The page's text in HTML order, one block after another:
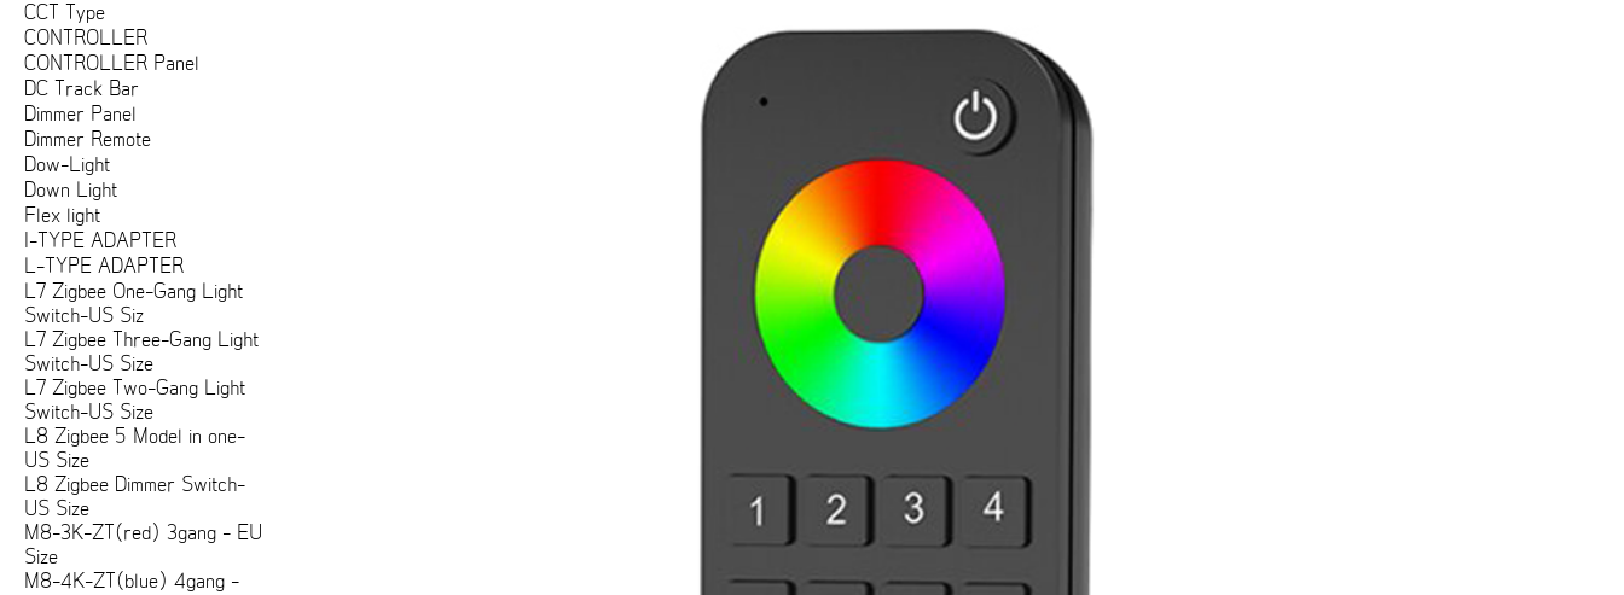
CCT Type
CONTROLLER
CONTROLLER Panel
DC Track Bar
Dimmer Panel
Dimmer Remote
Dow-Light
Down Light
Flex light
I-TYPE ADAPTER
L-TYPE ADAPTER
L7 Zigbee One-Gang Light
Switch-US Siz
L7 Zigbee Three-Gang Light
Switch-US Size
L7 Zigbee Two-Gang Light
Switch-US Size
L8 Zigbee 5 Model in one-
US Size
L8 Zigbee Dimmer Switch-
US Size
M8-3K-ZT(red) 3gang - EU
Size
M8-4K-ZT(blue) 4gang -